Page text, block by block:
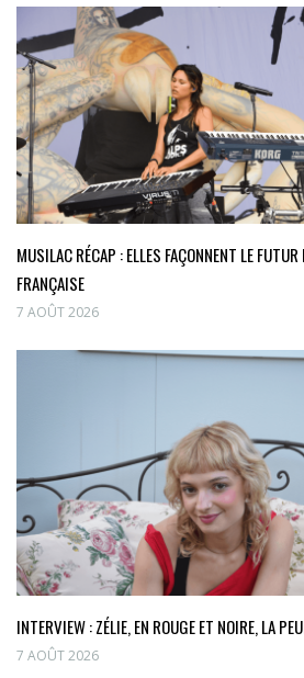
MUSILAC RÉCAP : ELLES FAÇONNENT LE FUTUR
FRANÇAISE
7 AOÛT 2026
INTERVIEW : ZÉLIE, EN ROUGE ET NOIRE, LA
7 AOÛT 2026